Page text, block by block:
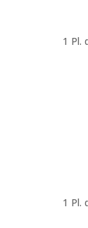
1 Pl.
1 Pl.